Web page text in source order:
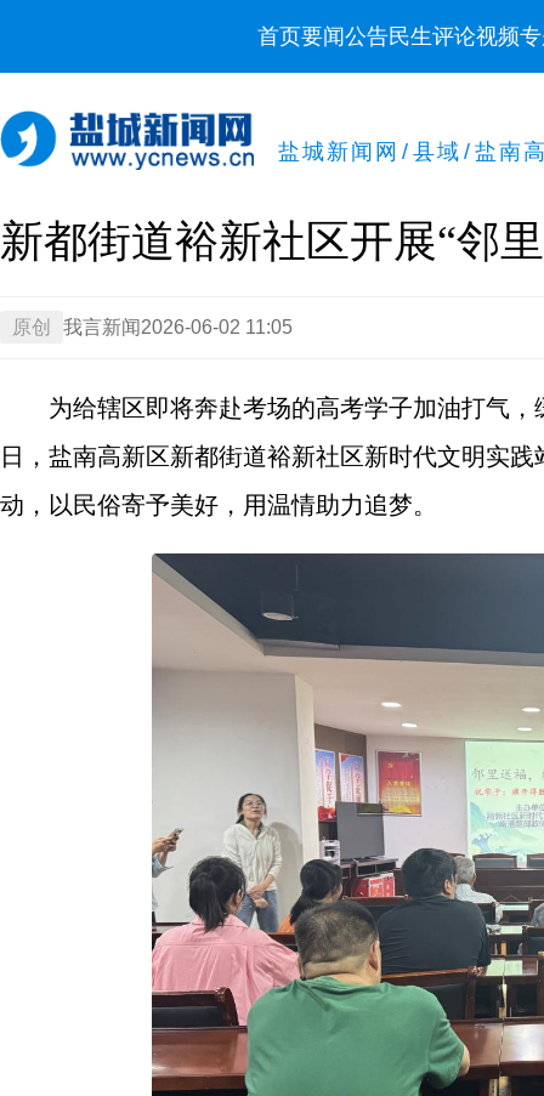
首页要闻公告民生评论视频
盐城新闻网 / 县域 / 盐南
新都街道裕新社区开展“邻
原创 我言新闻 2026-06-02 11:05
为给辖区即将奔赴考场的高考学子加油打气
日，盐南高新区新都街道裕新社区新时代文明实
动，以民俗寄予美好，用温情助力追梦。